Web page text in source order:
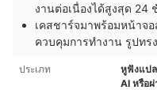
งานต่อเนื่องได้สูงสุด 24
เคสชาร์จมาพร้อมหน้าจ
ควบคุมการทำงาน รูปทร
ประเภท
หูฟังแป
AI หรือ